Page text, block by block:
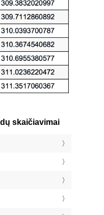
skaičiavimai